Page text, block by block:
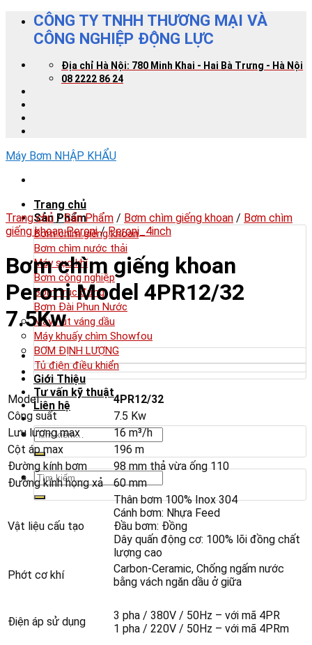
Skip
content
CÔNG TY TNHH THƯƠNG MẠI VÀ
CÔNG NGHIỆP ĐỘNG LỰC
Địa chỉ Hà Nội: 780 Minh Khai - Hai Bà Trưng - Hà Nội
08 2222 86 24
Máy Bơm NHẬP KHẨU
Trang chủ
Sản Phẩm
Bơm chìm giếng khoan
Bơm chìm nước thải
Máy sục khí
Bơm công nghiệp
Bơm trục đứng
Bơm Đài Phun Nước
Máy hút váng dầu
Máy khuấy chìm Showfou
BƠM ĐỊNH LƯỢNG
Tủ điện điều khiển
Giới Thiệu
Tư vấn kỹ thuật
Liên hệ
Tìm
kiếm:
Tìm
kiếm:
Trang chủ / Sản Phẩm / Bơm chìm giếng khoan / Bơm chìm
giếng khoan Peroni / Peroni_4inch
Bơm chìm giếng khoan
Peroni Model 4PR12/32
7.5Kw
Model
4PR12/32
Công suất
7.5 Kw
Lưu lượng max
16 m³/h
Cột áp max
196 m
Đường kính bơm
98 mm thả vừa ống 110
Đường kính họng xả
60 mm
Vật liệu cấu tạo
Thân bơm 100% Inox 304
Cánh bơm: Nhựa Feed
Đầu bơm: Đồng
Dây quấn động cơ: 100% lõi đồng chất
lượng cao
Phớt cơ khí
Carbon-Ceramic, Chống ngấm nước
bằng vách ngăn dầu ở giữa
Điện áp sử dụng
3 pha / 380V / 50Hz – với mã 4PR
1 pha / 220V / 50Hz – với mã 4PRm